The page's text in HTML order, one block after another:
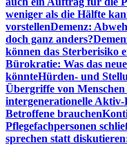
weniger als die Hälfte
vorstellenDemenz:
doch ganz anders?
können das Sterberisiko
Bürokratie: Was das
könnteHürden- und
Übergriffe von
intergenerationelle Aktiv-
Betroffene brauchen
Pflegefachpersonen
sprechen statt